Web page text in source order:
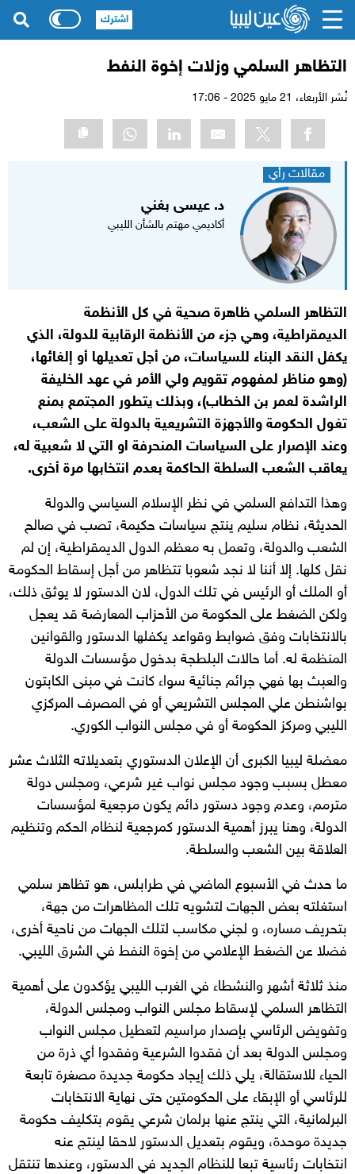
التظاهر السلمي وزلات إخوة النفط
نُشر الأربعاء،
مقالات رأي
د. عيسى بغني
أكاديمي مهتم بالشأن الليبي
التظاهر السلمي ظاهرة صحية في كل الأنظمة
الديمقراطية، وهي جزء من الأنظمة الرقابية للدولة، الذي
يكفل النقد البناء للسياسات، من أجل تعديلها أو إلغائها،
(وهو مناظر لمفهوم تقويم ولي الأمر في عهد الخليفة
الراشدة لعمر بن الخطاب)، وبذلك يتطور المجتمع بمنع
تغول الحكومة والأجهزة التشريعية بالدولة على الشعب،
وعند الإصرار على السياسات المنحرفة او التي لا شعبية له،
يعاقب الشعب السلطة الحاكمة بعدم انتخابها مرة أخرى.
وهذا التدافع السلمي في نظر الإسلام السياسي والدولة
الحديثة، نظام سليم ينتج سياسات حكيمة، تصب في صالح
الشعب والدولة، وتعمل به معظم الدول الديمقراطية، إن لم
نقل كلها. إلا أننا لا نجد شعوبا تتظاهر من أجل إسقاط الحكومة
أو الملك أو الرئيس في تلك الدول، لان الدستور لا يوثق ذلك،
ولكن الضغط على الحكومة من الأحزاب المعارضة قد يعجل
بالانتخابات وفق ضوابط وقواعد يكفلها الدستور والقوانين
المنظمة له. أما حالات البلطجة بدخول مؤسسات الدولة
والعبث بها فهي جرائم جنائية سواء كانت في مبنى الكابتون
بواشنطن علي المجلس التشريعي أو في المصرف المركزي
الليبي ومركز الحكومة أو في مجلس النواب الكوري.
معضلة ليبيا الكبرى أن الإعلان الدستوري بتعديلاته الثلاث عشر
معطل بسبب وجود مجلس نواب غير شرعي، ومجلس دولة
مترمم، وعدم وجود دستور دائم يكون مرجعية لمؤسسات
الدولة، وهنا يبرز أهمية الدستور كمرجعية لنظام الحكم وتنظيم
العلاقة بين الشعب والسلطة.
ما حدث في الأسبوع الماضي في طرابلس، هو تظاهر سلمي
استغلته بعض الجهات لتشويه تلك المظاهرات من جهة،
بتحريف مساره، و لجني مكاسب لتلك الجهات من ناحية أخرى،
فضلا عن الضغط الإعلامي من إخوة النفط في الشرق الليبي.
منذ ثلاثة أشهر والنشطاء في الغرب الليبي يؤكدون على أهمية
التظاهر السلمي لإسقاط مجلس النواب ومجلس الدولة،
وتفويض الرئاسي بإصدار مراسيم لتعطيل مجلس النواب
ومجلس الدولة بعد أن فقدوا الشرعية وفقدوا أي ذرة من
الحياء للاستقالة، يلي ذلك إيجاد حكومة جديدة مصغرة تابعة
للرئاسي أو الإبقاء على الحكومتين حتى نهاية الانتخابات
البرلمانية، التي ينتج عنها برلمان شرعي يقوم بتكليف حكومة
جديدة موحدة، ويقوم بتعديل الدستور لاحقا لينتج عنه
انتخابات رئاسية تبعا للنظام الجديد في الدستور، وعندها تنتقل
اشترك